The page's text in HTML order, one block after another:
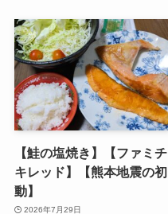
【鮭の塩焼き】【ファミチ
キレッド】【熊本地震の初
動】
2026年7月29日